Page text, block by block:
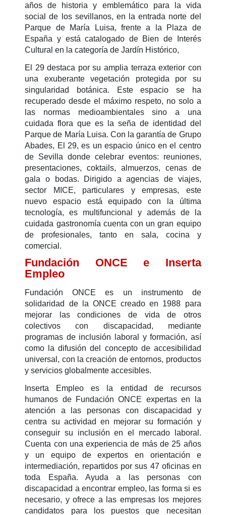
años de historia y emblemático para la vida
social de los sevillanos, en la entrada norte del
Parque de María Luisa, frente a la Plaza de
España y está catalogado de Bien de Interés
Cultural en la categoría de Jardín Histórico,
El 29 destaca por su amplia terraza exterior con
una exuberante vegetación protegida por su
singularidad botánica. Este espacio se ha
recuperado desde el máximo respeto, no solo a
las normas medioambientales sino a una
cuidada flora que es la seña de identidad del
Parque de María Luisa. Con la garantía de Grupo
Abades, El 29, es un espacio único en el centro
de Sevilla donde celebrar eventos: reuniones,
presentaciones, coktails, almuerzos, cenas de
gala o bodas. Dirigido a agencias de viajes,
sector MICE, particulares y empresas, este
nuevo espacio está equipado con la última
tecnología, es multifuncional y además de la
cuidada gastronomía cuenta con un gran equipo
de profesionales, tanto en sala, cocina y
comercial.
Fundación ONCE e Inserta
Empleo
Fundación ONCE es un instrumento de
solidaridad de la ONCE creado en 1988 para
mejorar las condiciones de vida de otros
colectivos con discapacidad, mediante
programas de inclusión laboral y formación, así
como la difusión del concepto de accesibilidad
universal, con la creación de entornos, productos
y servicios globalmente accesibles.
Inserta Empleo es la entidad de recursos
humanos de Fundación ONCE expertas en la
atención a las personas con discapacidad y
centra su actividad en mejorar su formación y
conseguir su inclusión en el mercado laboral.
Cuenta con una experiencia de más de 25 años
y un equipo de expertos en orientación e
intermediación, repartidos por sus 47 oficinas en
toda España. Ayuda a las personas con
discapacidad a encontrar empleo, las forma si es
necesario, y ofrece a las empresas los mejores
candidatos para los puestos que necesitan